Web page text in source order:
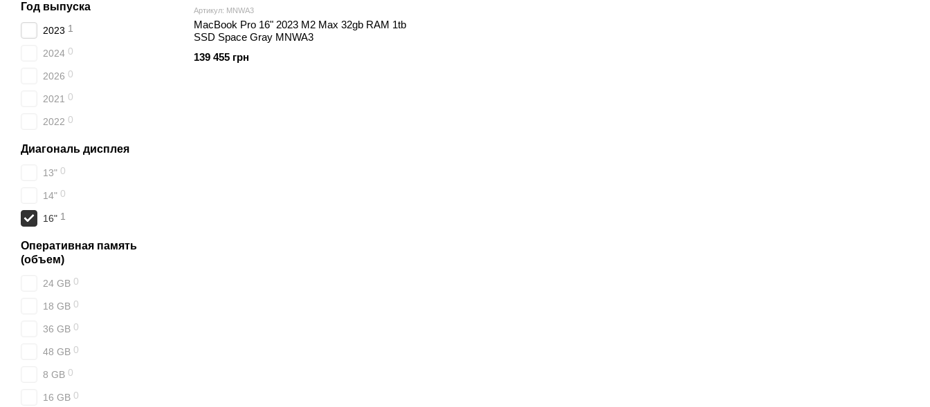
Артикул: MNWA3
MacBook Pro 16" 2023 M2 Max 32gb RAM 1tb
SSD Space Gray MNWA3
139 455 грн
Год выпуска
2023 1
2024 0
2026 0
2021 0
2022 0
Диагональ дисплея
13" 0
14" 0
16" 1
Оперативная память
(объем)
24 GB 0
18 GB 0
36 GB 0
48 GB 0
8 GB 0
16 GB 0